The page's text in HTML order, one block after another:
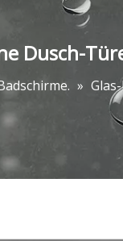
Dusch-
»